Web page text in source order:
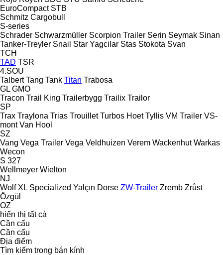
EuroCompact STB
Schmitz Cargobull
S-series
Schrader Schwarzmüller Scorpion Trailer Serin Seymak Sinan
Tanker-Treyler Snail Star Yagcilar Stas Stokota Svan
TCH
TAD TSR
4.SOU
Talbert Tang Tank Titan Trabosa
GL GMO
Tracon Trail King Trailerbygg Trailix Trailor
SP
Trax Traylona Trias Trouillet Turbos Hoet Tyllis VM Trailer VS-
mont Van Hool
SZ
Vang Vega Trailer Vega Veldhuizen Verem Wackenhut Warkas
Wecon
S 327
Wellmeyer Wielton
NJ
Wolf XL Specialized Yalçın Dorse ZW-Trailer Zremb Zrůst
Özgül
OZ
hiển thị tất cả
Cần cẩu
Cần cẩu
Địa điểm
Tìm kiếm trong bán kính